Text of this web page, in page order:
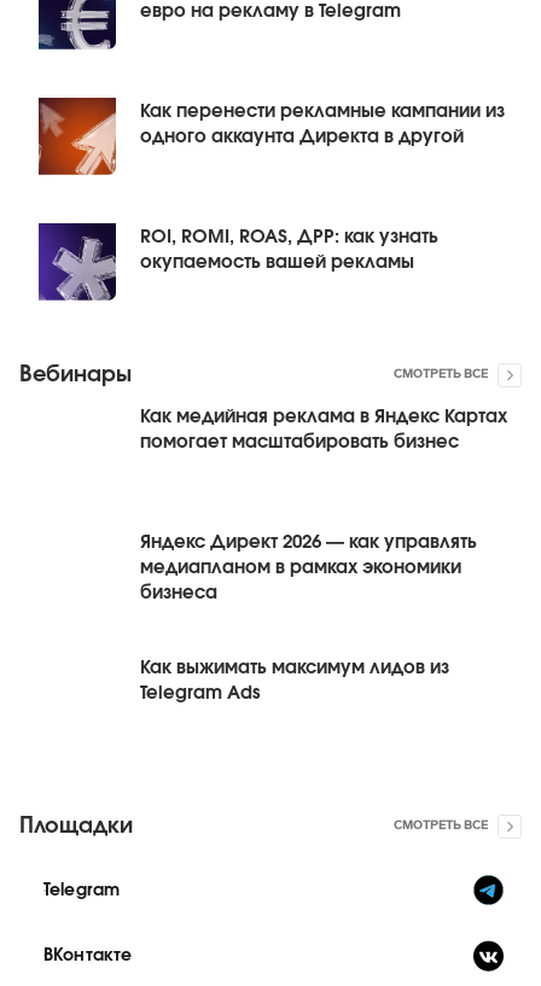
евро на рекламу в Telegram
Как перенести рекламные кампании из
одного аккаунта Директа в другой
ROI, ROMI, ROAS, ДРР: как узнать
окупаемость вашей рекламы
Вебинары СМОТРЕТЬ ВСЕ
Как медийная реклама в Яндекс Картах
помогает масштабировать бизнес
Яндекс Директ 2026 — как управлять
медиапланом в рамках экономики
бизнеса
Как выжимать максимум лидов из
Telegram Ads
Площадки СМОТРЕТЬ ВСЕ
Telegram
ВКонтакте